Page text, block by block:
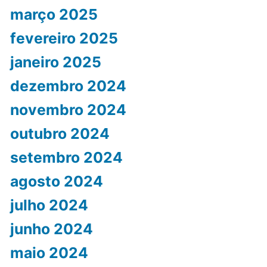
março 2025
fevereiro 2025
janeiro 2025
dezembro 2024
novembro 2024
outubro 2024
setembro 2024
agosto 2024
julho 2024
junho 2024
maio 2024